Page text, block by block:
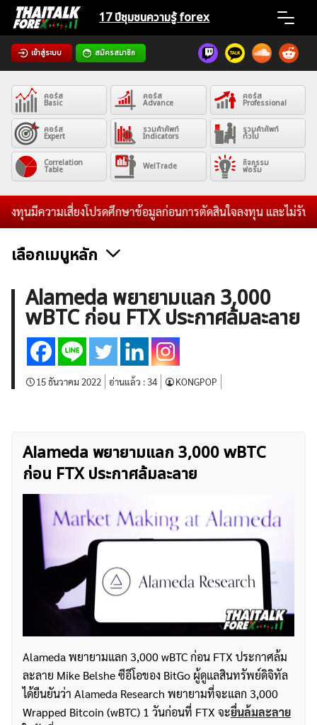
Skip
content
17 ปีชุมชนความรู้ forex
เข้าสู่ระบบ สมัครสมาชิก
Home
News
Articles
VPS Register
ค้นหา
สำหรับ:
คอร์ส
Basic
คอร์ส
Advance
คอร์ส
Professional
คอร์ส
Expert
รวมคำศัพท์
Indicators
รวมคำศัพท์
ทั่วไป
Correlation
Table WelTrade กิจกรรม
ฟอรั่ม
นมีความเสี่ยงโปรดศึกษาข้อมูลก่อนการตัดสินใจลงทุน และไม่รับระด
เลือกเมนูหลัก
ข่าวฟอเร็กซ์และสกุลเงิน คริปโตเคอร์เรนซี
ฟรีซิกแนล รายวัน
บทวิเคราะห์
เศรษฐกิจทั่วไป ดัชนี-หุ้น
พันธบัตร
สินค้าโภคภัณฑ์
โบรกเกอร์ FX
โปรโมชั่น Forex
กองทุน Forex
ฟรี EA
Alameda พยายามแลก 3,000
wBTC ก่อน FTX ประกาศล้มละลาย
15 ธันวาคม 2022 อ่านแล้ว :34 KONGPOP
Alameda พยายามแลก 3,000 wBTC
ก่อน FTX ประกาศล้มละลาย
Alameda พยายามแลก 3,000 wBTC ก่อน FTX ประกาศล้ม
ละลาย Mike Belshe ซีอีโอของ BitGo ผู้ดูแลสินทรัพย์ดิจิทัล
ได้ยืนยันว่า Alameda Research พยายามที่จะแลก 3,000
Wrapped Bitcoin (wBTC) 1 วันก่อนที่ FTX จะยื่นล้มละลาย